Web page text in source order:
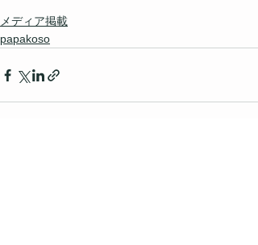
メディア掲載
papakoso